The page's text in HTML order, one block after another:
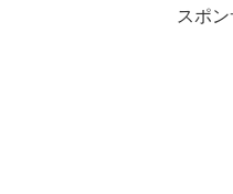
スポ